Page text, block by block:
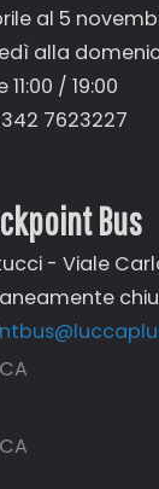
al 5
alla
11:00 / 19:00
7623227
Bus
- Viale